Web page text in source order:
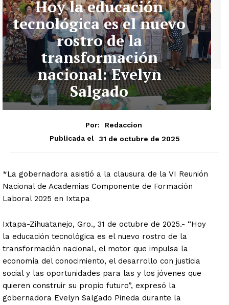
Hoy la educación
tecnológica es el nuevo
rostro de la
transformación
nacional: Evelyn
Salgado
Por:
Redaccion
Publicada el
31 de octubre de 2025
*La gobernadora asistió a la clausura de la VI Reunión
Nacional de Academias Componente de Formación
Laboral 2025 en Ixtapa
Ixtapa-Zihuatanejo, Gro., 31 de octubre de 2025.- “Hoy
la educación tecnológica es el nuevo rostro de la
transformación nacional, el motor que impulsa la
economía del conocimiento, el desarrollo con justicia
social y las oportunidades para las y los jóvenes que
quieren construir su propio futuro”, expresó la
gobernadora Evelyn Salgado Pineda durante la